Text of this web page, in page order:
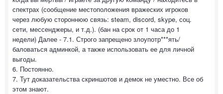
спектрах (сообщение местоположения вражеских игроков
через любую стороннюю связь: steam, discord, skype, соц.
сети, мессенджеры, и т.д.). (бан на срок от 1 часа до 1
недели) Далее - 7.1. Строго запрещено злоупотр***ять/
баловаться админкой, а также использовать ее для личной
выгоды.
6. Постоянно.
7. Тут доказательства скриншотов и демок не уместно. Все об
этом знают.